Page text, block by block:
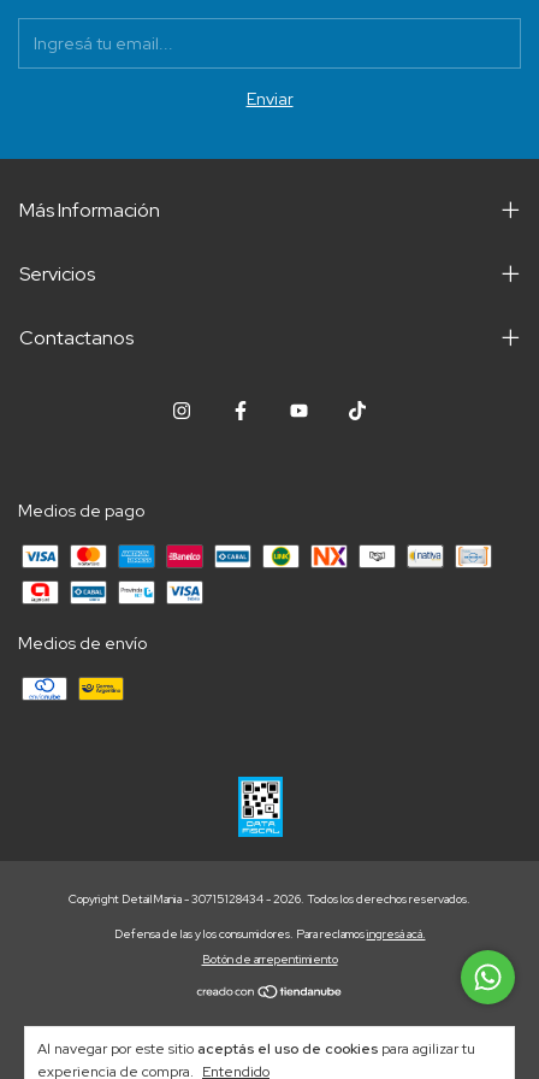
Al navegar por este sitio aceptás el uso de cookies para agilizar tu
experiencia de compra. Entendido
Más Información
Servicios
Contactanos
Medios de pago
Medios de envío
Copyright DetailMania - 30715128434 - 2026. Todos los derechos reservados.
Defensa de las y los consumidores. Para reclamosingresá acá.
Botón de arrepentimiento